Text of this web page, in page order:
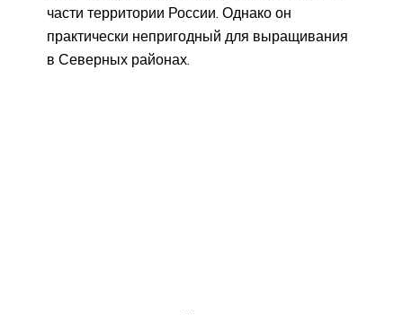
части территории России. Однако он
практически непригодный для выращивания
в Северных районах.